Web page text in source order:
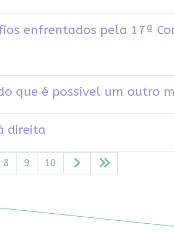
enfrentados pela 17ª
que é possível um outro
direita
8 9 10